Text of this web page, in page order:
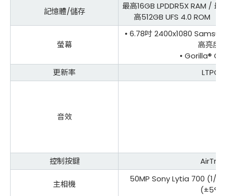
記憶體/儲存
最高16GB LPDDR5X RAM / 最
高512GB UFS 4.0 ROM
螢幕
• 6.78吋 2400x1080
高亮度
• Gorilla®
更新率
LTPO
音效
控制按鍵
主相機
50MP Sony Lytia 700 (1/
(±5°